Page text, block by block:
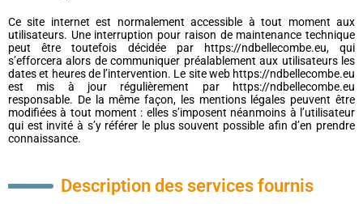
Ce site internet est normalement accessible à tout moment aux
utilisateurs. Une interruption pour raison de maintenance technique
peut être toutefois décidée par https://ndbellecombe.eu, qui
s’efforcera alors de communiquer préalablement aux utilisateurs les
dates et heures de l’intervention. Le site web https://ndbellecombe.eu
est mis à jour régulièrement par https://ndbellecombe.eu
responsable. De la même façon, les mentions légales peuvent être
modifiées à tout moment : elles s’imposent néanmoins à l’utilisateur
qui est invité à s’y référer le plus souvent possible afin d’en prendre
connaissance.
Description des services fournis